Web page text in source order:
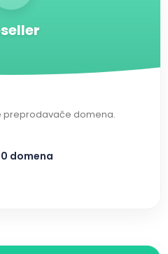
preprodavače domena.
domena